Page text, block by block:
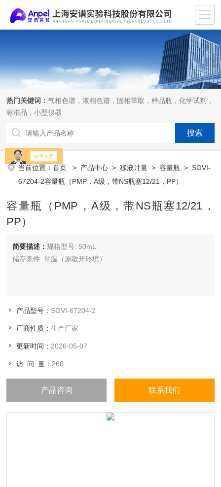
热门关键词：气相色谱，液相色谱，固相萃取，样品瓶，化学试剂，
标准品，小型仪器
当前位置：首页 > 产品中心 >移液计量 >容量瓶 > SGVI-
67204-2容量瓶（PMP，A级，带NS瓶塞12/21，PP）
容量瓶（PMP，A级，带NS瓶塞12/21，
PP）
简要描述：规格型号: 50mL
储存条件: 常温（原敞开环境）
产品型号： SGVI-67204-2
厂商性质：生产厂家
更新时间： 2026-05-07
访 问 量： 260
产品咨询 联系我们